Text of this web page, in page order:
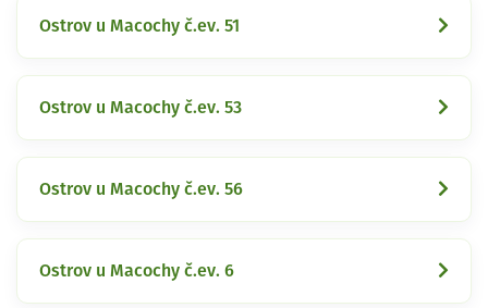
Ostrov u Macochy č.ev. 51
Ostrov u Macochy č.ev. 53
Ostrov u Macochy č.ev. 56
Ostrov u Macochy č.ev. 6